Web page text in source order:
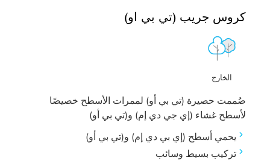
كروس جريب (تي بي او)
الخارج
صُممت حصيرة (تي بي أو) لممرات الأسطح خصيصًا
لأسطح غشاء (إي جي دي إم) و(تي بي أو)
يحمي أسطح (إي بي دي إم) و(تي بي أو)
تركيب بسيط وسائب